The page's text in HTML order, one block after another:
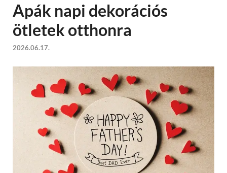
Apák napi dekorációs
ötletek otthonra
2026.06.17.